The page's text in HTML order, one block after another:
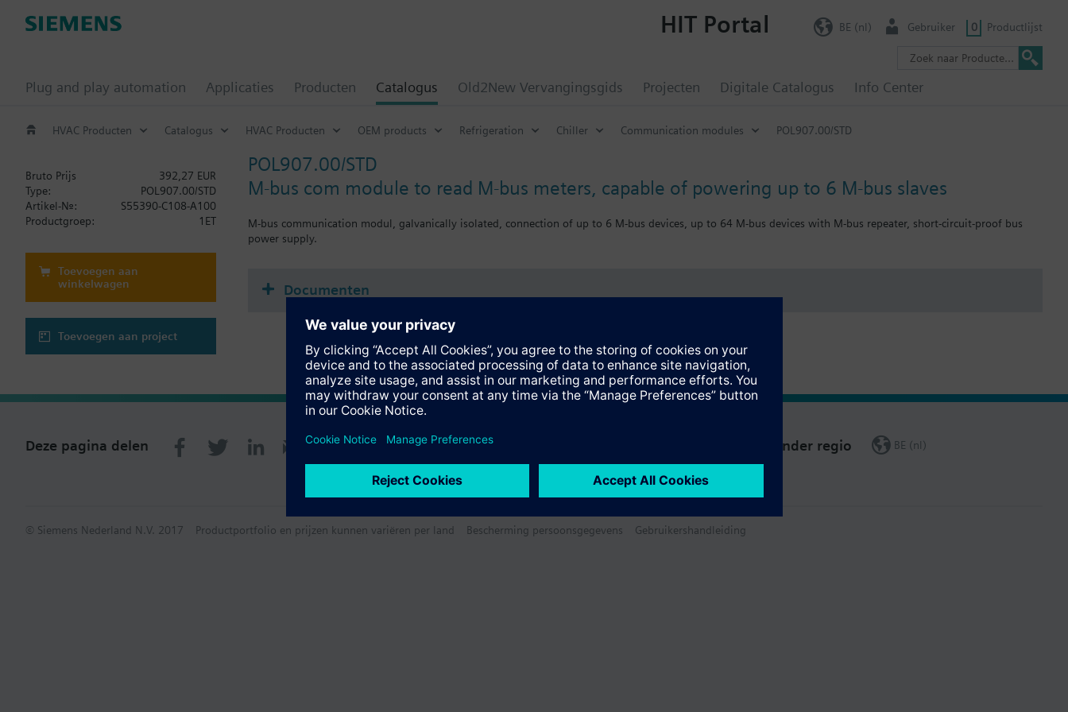
Plug and play automation Applicaties Producten Catalogus Old2New Vervangingsgids Projecten Digitale Catalogus Info Center
HIT Portal BE (nl) Gebruiker 0 Productlijst
HVAC Producten Catalogus HVAC Producten OEM products Refrigeration Chiller Communication modules POL907.00/STD
POL907.00/STD
M-bus com module to read M-bus meters, capable of powering up to 6 M-bus slaves
M-bus communication modul, galvanically isolated, connection of up to 6 M-bus devices, up to 64 M-bus devices with M-bus repeater, short-circuit-proof bus
power supply.
Bruto Prijs
392,27 EUR
Type:
POL907.00/STD
Artikel-Nr.:
S55390-C108-A100
Productgroep:
1ET
Toevoegen aan
winkelwagen
Toevoegen aan project
Documenten
Deze pagina delen Verander regio BE (nl)
© Siemens Nederland N.V. 2017 Productportfolio en prijzen kunnen variëren per land Bescherming persoonsgegevens Gebruikershandleiding